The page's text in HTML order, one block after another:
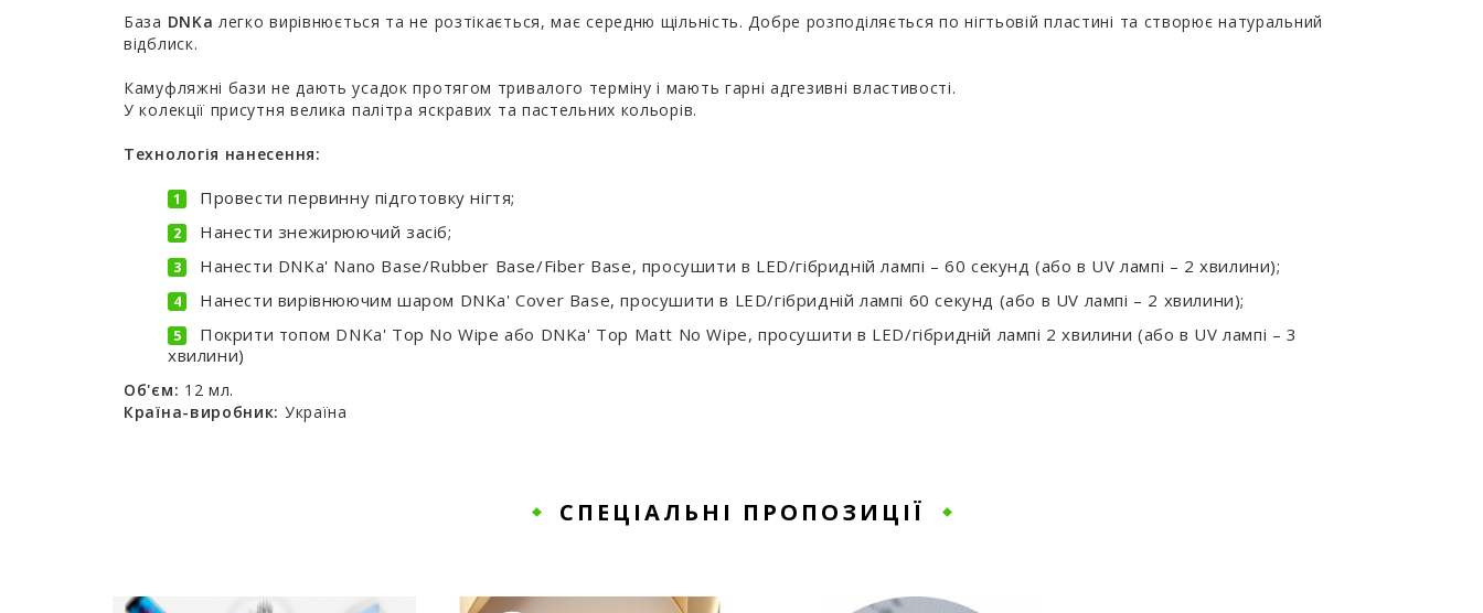
База DNKa легко вирівнюється та не розтікається, має середню щільність. Добре розподіляється по нігтьовій пластині та створює натуральний
відблиск.
Камуфляжні бази не дають усадок протягом тривалого терміну і мають гарні адгезивні властивості.
У колекції присутня велика палітра яскравих та пастельних кольорів.
Технологія нанесення:
Провести первинну підготовку нігтя;
Нанести знежирюючий засіб;
Нанести DNKa' Nano Base/Rubber Base/Fiber Base, просушити в LED/гібридній лампі – 60 секунд (або в UV лампі – 2 хвилини);
Нанести вирівнюючим шаром DNKa' Cover Base, просушити в LED/гібридній лампі 60 секунд (або в UV лампі – 2 хвилини);
Покрити топом DNKa' Top No Wipe або DNKa' Top Matt No Wipe, просушити в LED/гібридній лампі 2 хвилини (або в UV лампі – 3
хвилини)
Об'єм: 12 мл.
Країна-виробник: Україна
СПЕЦІАЛЬНІ ПРОПОЗИЦІЇ